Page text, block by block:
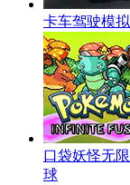
卡车驾驶模
口袋妖怪无
球